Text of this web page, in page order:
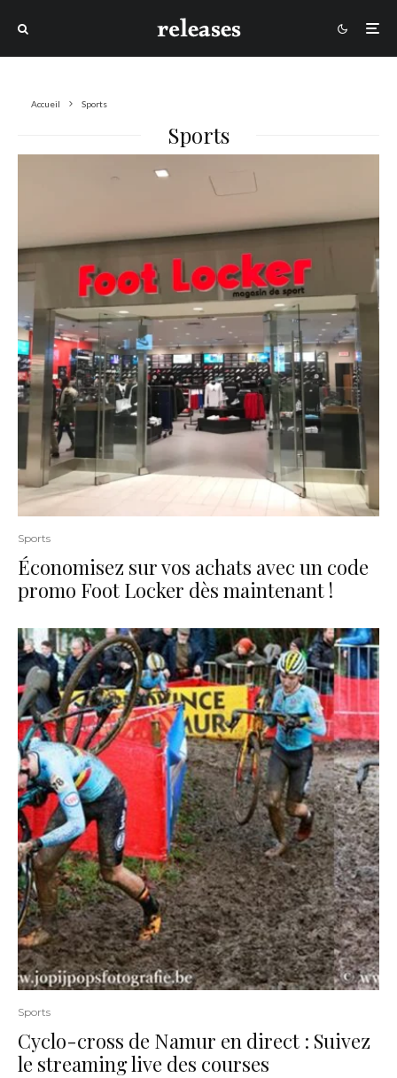
Accueil Sports
Sports
Sports
Économisez sur vos achats avec un code
promo Foot Locker dès maintenant !
Sports
Cyclo-cross de Namur en direct : Suivez
le streaming live des courses